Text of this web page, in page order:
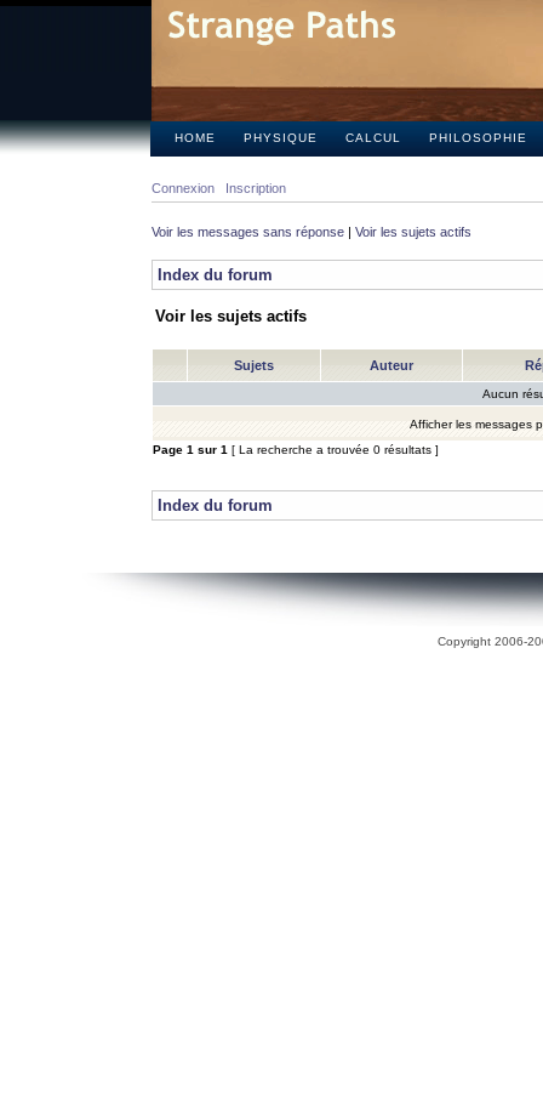
HOME PHYSIQUE CALCUL PHILOSOPHIE
Connexion Inscription
Voir les messages sans réponse | Voir les sujets actifs
Index du forum
Voir les sujets actifs
Sujets Auteur
Aucun
Afficher les messages
Page 1 sur 1 [ La recherche a trouvée 0 résultats ]
Index du forum
Copyright 2006-